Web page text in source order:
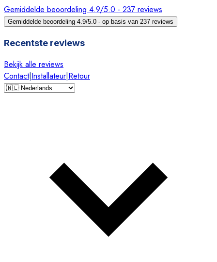
Gemiddelde beoordeling 4.9/5.0 - 237 reviews
Gemiddelde beoordeling 4.9/5.0 - op basis van 237 reviews
Recentste reviews
Bekijk alle reviews
Contact|Installateur|Retour